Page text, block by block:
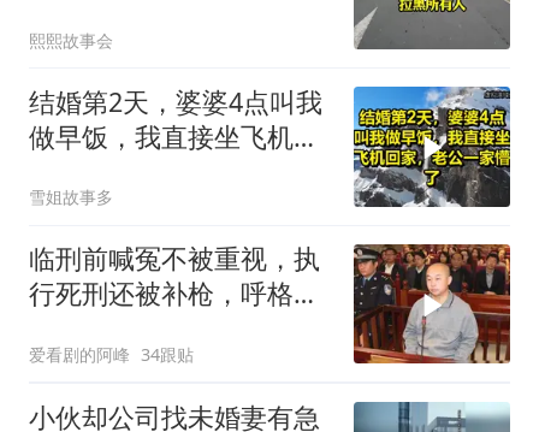
熙熙故事会
结婚第2天，婆婆4点叫我
做早饭，我直接坐飞机回
雪姐故事多
临刑前喊冤不被重视，执
行死刑还被补枪，呼格吉
爱看剧的阿峰 34跟贴
小伙却公司找未婚妻有急